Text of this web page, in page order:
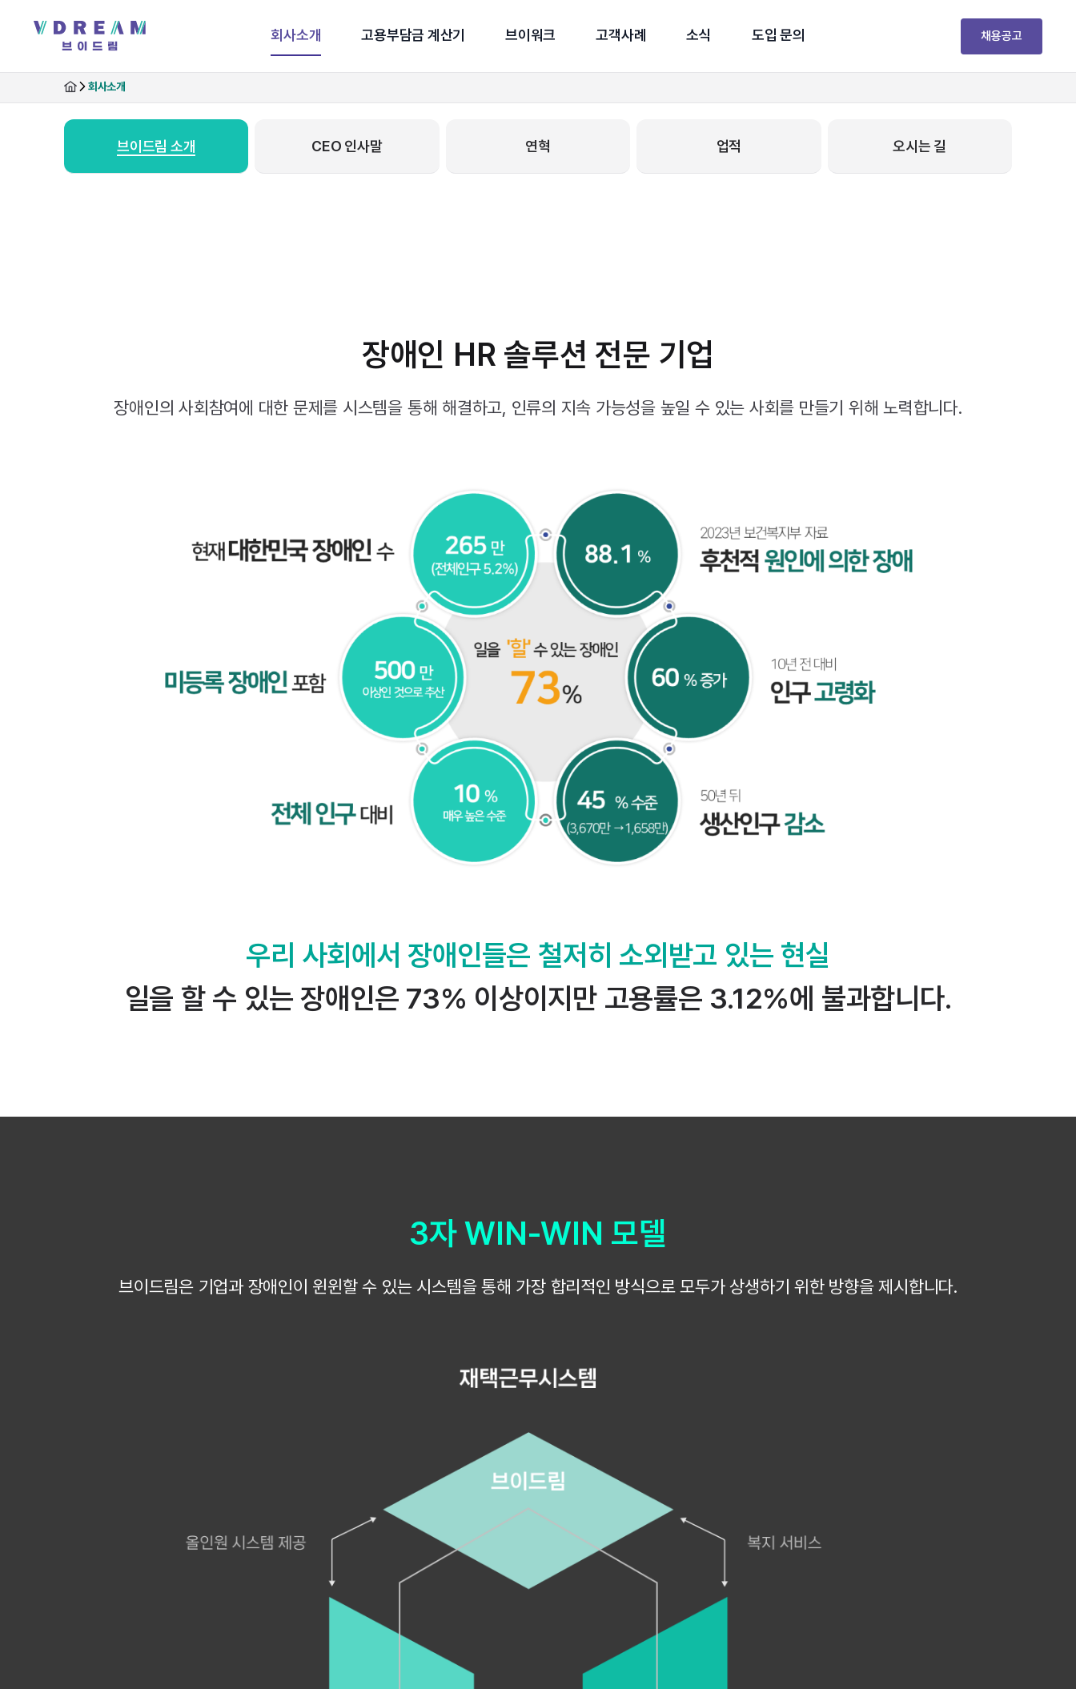
회사소개 고용부담금 계산기 브이워크 고객사례 소식 도입 문의 채용공고
회사소개
브이드림 소개 CEO 인사말 연혁 업적 오시는 길
장애인 HR 솔루션 전문 기업
장애인의 사회참여에 대한 문제를 시스템을 통해 해결하고, 인류의 지속 가능성을 높일 수 있는 사회를 만들기 위해 노력합니다.
우리 사회에서 장애인들은 철저히 소외받고 있는 현실
일을 할 수 있는 장애인은 73% 이상이지만 고용률은 3.12%에 불과합니다.
3자 WIN-WIN 모델
브이드림은 기업과 장애인이 윈윈할 수 있는 시스템을 통해 가장 합리적인 방식으로 모두가 상생하기 위한 방향을 제시합니다.